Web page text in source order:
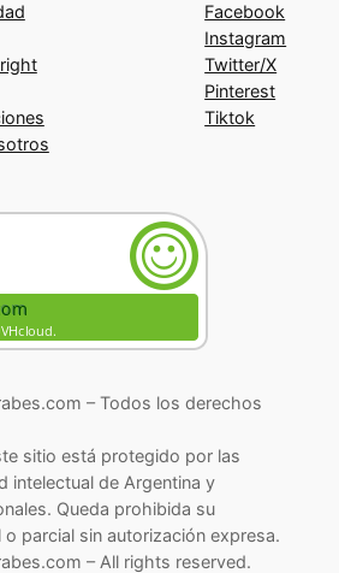
Facebook
Instagram
Twitter/X
Pinterest
Tiktok
– Todos los derechos
sitio está protegido por las
intelectual de Argentina y
Queda prohibida su
parcial sin autorización expresa.
– All rights reserved.